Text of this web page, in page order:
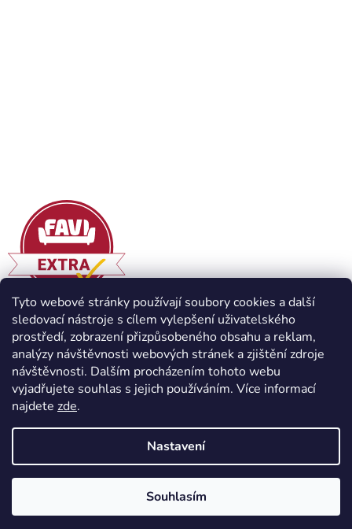
Tyto webové stránky používají soubory cookies a další
sledovací nástroje s cílem vylepšení uživatelského
prostředí, zobrazení přizpůsobeného obsahu a reklam,
analýzy návštěvnosti webových stránek a zjištění zdroje
návštěvnosti. Dalším procházením tohoto webu
vyjadřujete souhlas s jejich používáním. Více informací
najdete zde.
Nastavení
Souhlasím
Copyright 2026Havlíček truhlářství s.r.o.. Všechna práva
vyhrazena.